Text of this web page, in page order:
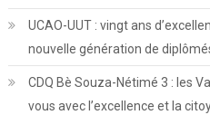
UCAO-UUT : vingt ans
nouvelle génération de
CDQ Bè Souza-Nétimé 3 : les
vous avec l’excellence et la